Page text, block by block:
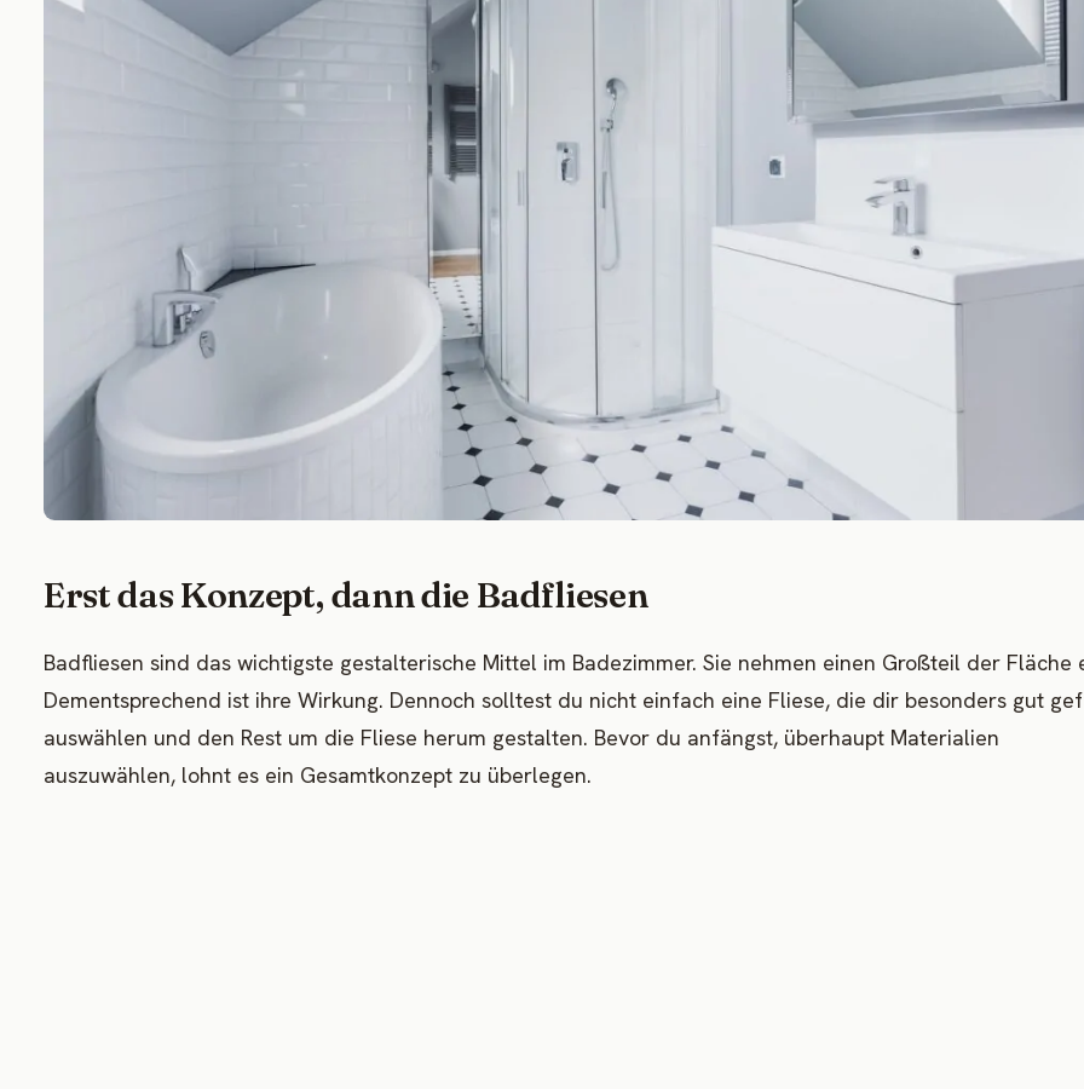
Erst das Konzept, dann die Badfliesen
Badfliesen sind das wichtigste gestalterische Mittel im Badezimmer. Sie nehmen einen Großteil der Fläche
Dementsprechend ist ihre Wirkung. Dennoch solltest du nicht einfach eine Fliese, die dir besonders gut
auswählen und den Rest um die Fliese herum gestalten. Bevor du anfängst, überhaupt Materialien
auszuwählen, lohnt es ein Gesamtkonzept zu überlegen.